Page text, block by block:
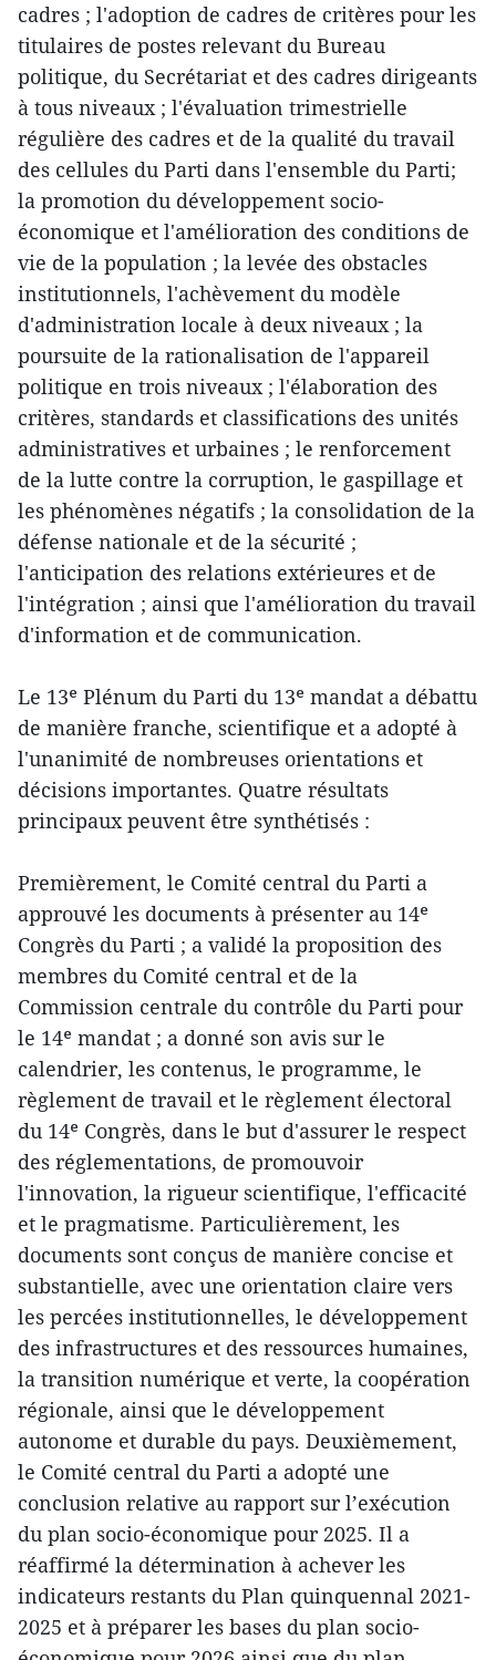
cadres ; l'adoption de cadres de critères pour les
titulaires de postes relevant du Bureau
politique, du Secrétariat et des cadres dirigeants
à tous niveaux ; l'évaluation trimestrielle
régulière des cadres et de la qualité du travail
des cellules du Parti dans l'ensemble du Parti;
la promotion du développement socio-
économique et l'amélioration des conditions de
vie de la population ; la levée des obstacles
institutionnels, l'achèvement du modèle
d'administration locale à deux niveaux ; la
poursuite de la rationalisation de l'appareil
politique en trois niveaux ; l'élaboration des
critères, standards et classifications des unités
administratives et urbaines ; le renforcement
de la lutte contre la corruption, le gaspillage et
les phénomènes négatifs ; la consolidation de la
défense nationale et de la sécurité ;
l'anticipation des relations extérieures et de
l'intégration ; ainsi que l'amélioration du travail
d'information et de communication.
Le 13ᵉ Plénum du Parti du 13ᵉ mandat a débattu
de manière franche, scientifique et a adopté à
l'unanimité de nombreuses orientations et
décisions importantes. Quatre résultats
principaux peuvent être synthétisés :
Premièrement, le Comité central du Parti a
approuvé les documents à présenter au 14ᵉ
Congrès du Parti ; a validé la proposition des
membres du Comité central et de la
Commission centrale du contrôle du Parti pour
le 14ᵉ mandat ; a donné son avis sur le
calendrier, les contenus, le programme, le
règlement de travail et le règlement électoral
du 14ᵉ Congrès, dans le but d'assurer le respect
des réglementations, de promouvoir
l'innovation, la rigueur scientifique, l'efficacité
et le pragmatisme. Particulièrement, les
documents sont conçus de manière concise et
substantielle, avec une orientation claire vers
les percées institutionnelles, le développement
des infrastructures et des ressources humaines,
la transition numérique et verte, la coopération
régionale, ainsi que le développement
autonome et durable du pays. Deuxièmement,
le Comité central du Parti a adopté une
conclusion relative au rapport sur l’exécution
du plan socio-économique pour 2025. Il a
réaffirmé la détermination à achever les
indicateurs restants du Plan quinquennal 2021-
2025 et à préparer les bases du plan socio-